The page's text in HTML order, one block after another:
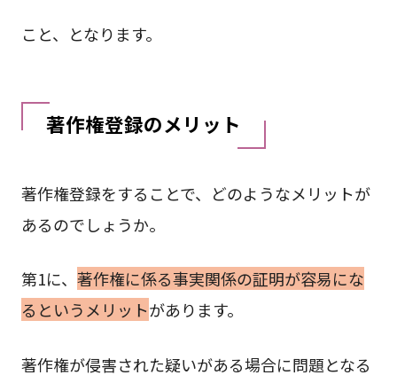
こと、となります。
著作権登録のメリット
著作権登録をすることで、どのようなメリットが
あるのでしょうか。
第1に、 著作権に係る事実関係の証明が容易にな
るというメリットがあります。
著作権が侵害された疑いがある場合に問題となる